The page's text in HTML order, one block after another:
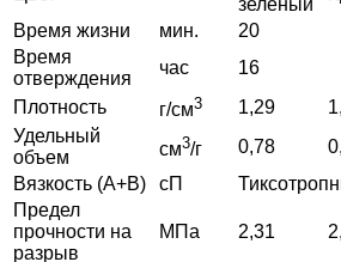
Время жизни
мин.
20
Время
отверждения
час
16
Плотность
г/см3 1,29
Удельный
объем
см3/г 0,78
Вязкость (А+В)
сП
Предел
прочности на
разрыв
МПа 2,31